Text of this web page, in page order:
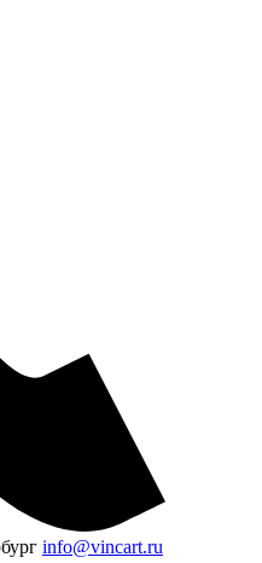
info@vincart.ru